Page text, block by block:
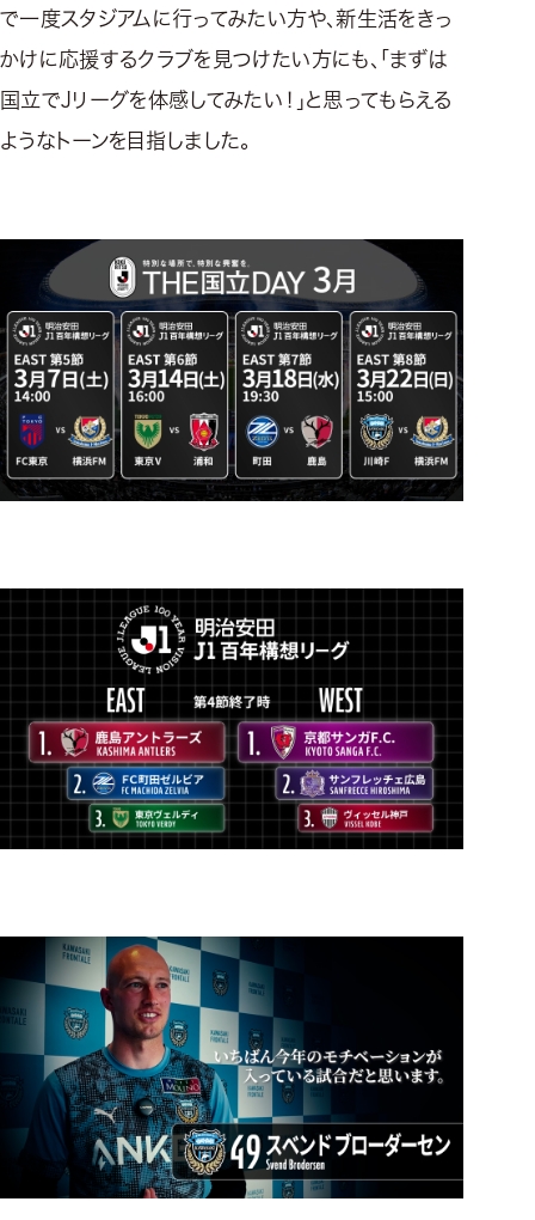
で一度スタジアムに行ってみたい方や、新生活をきっ
かけに応援するクラブを見つけたい方にも、「まずは
国立でJリーグを体感してみたい！」と思ってもらえる
ようなトーンを目指しました。